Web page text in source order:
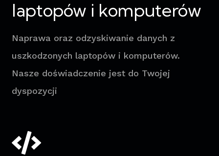
laptopów i komputerów
Naprawa oraz odzyskiwanie danych z
uszkodzonych laptopów i komputerów.
Nasze doświadczenie jest do Twojej
dyspozycji